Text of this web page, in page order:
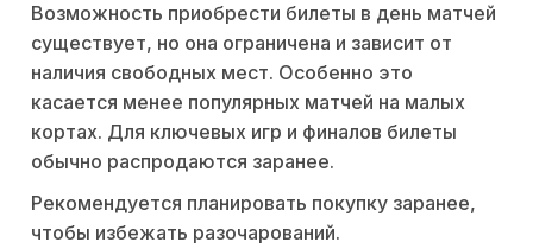
Возможность приобрести билеты в день матчей
существует, но она ограничена и зависит от
наличия свободных мест. Особенно это
касается менее популярных матчей на малых
кортах. Для ключевых игр и финалов билеты
обычно распродаются заранее.
Рекомендуется планировать покупку заранее,
чтобы избежать разочарований.